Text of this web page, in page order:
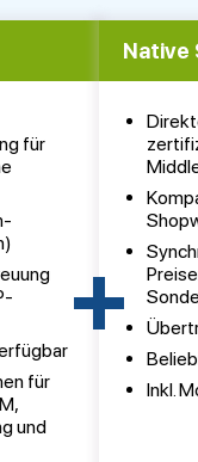
für
für
und
+
Native
Inkl.